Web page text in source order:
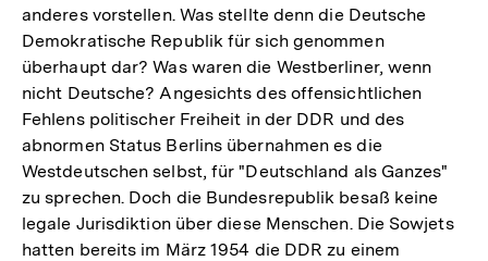
anderes vorstellen. Was stellte denn die Deutsche
Demokratische Republik für sich genommen
überhaupt dar? Was waren die Westberliner, wenn
nicht Deutsche? Angesichts des offensichtlichen
Fehlens politischer Freiheit in der DDR und des
abnormen Status Berlins übernahmen es die
Westdeutschen selbst, für "Deutschland als Ganzes"
zu sprechen. Doch die Bundesrepublik besaß keine
legale Jurisdiktion über diese Menschen. Die Sowjets
hatten bereits im März 1954 die DDR zu einem